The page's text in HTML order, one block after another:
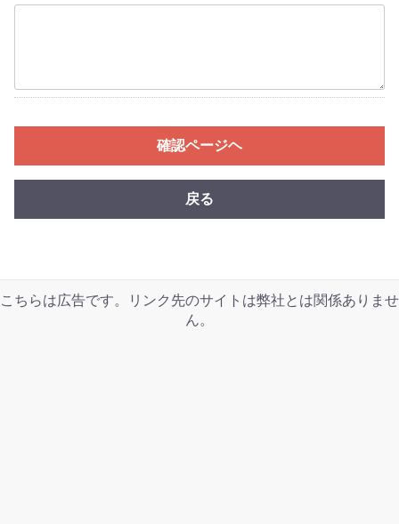
確認ページヘ
戻る
こちらは広告です。リンク先のサイトは弊社とは関係ありませ
ん。